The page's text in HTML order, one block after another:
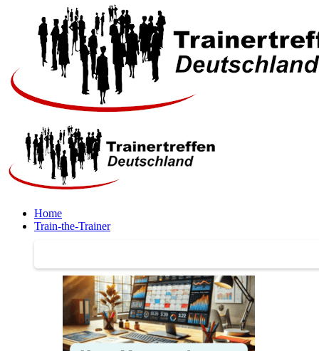
Home
Train-the-Trainer